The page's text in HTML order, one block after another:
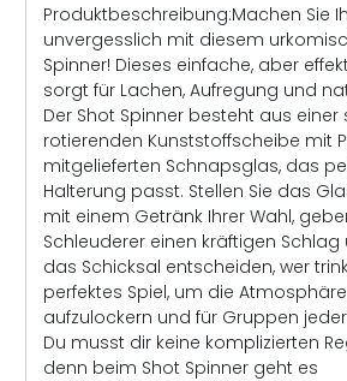
Produktbeschreibung:Machen Sie
unvergesslich mit diesem
Spinner! Dieses einfache, aber
sorgt für Lachen, Aufregung und
Der Shot Spinner besteht aus einer
rotierenden Kunststoffscheibe mit
mitgelieferten Schnapsglas, das
Halterung passt. Stellen Sie das
mit einem Getränk Ihrer Wahl,
Schleuderer einen kräftigen Schlag
das Schicksal entscheiden, wer
perfektes Spiel, um die
aufzulockern und für Gruppen
Du musst dir keine komplizierten
denn beim Shot Spinner geht es